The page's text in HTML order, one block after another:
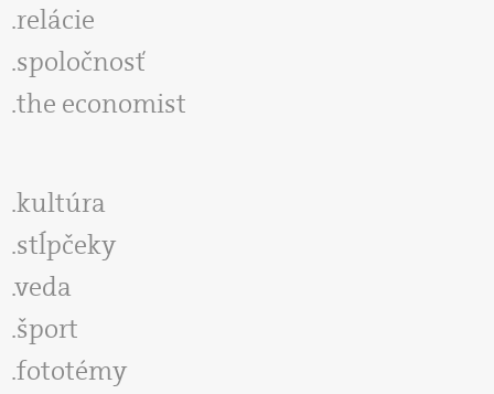
relácie
spoločnosť
the economist
kultúra
stĺpčeky
veda
šport
fototémy